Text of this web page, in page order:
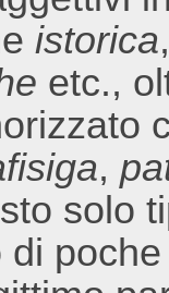
istorica
etc.,
,
solo